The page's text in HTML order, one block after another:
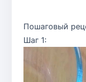
Пошаговый
Шаг 1: